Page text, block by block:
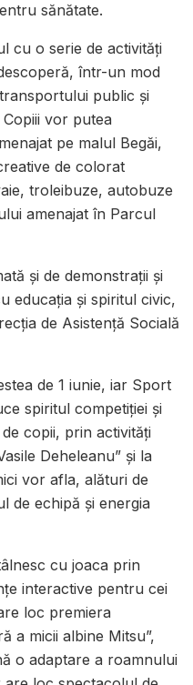
sănătate.
cu o serie de activități
într-un mod
public și
vor putea
pe malul Begăi,
de colorat
troleibuze, autobuze
amenajat în Parcul
și de demonstrații și
educația și spiritul civic,
de Asistență Socială
de 1 iunie, iar Sport
spiritul competiției și
copii, prin activități
Deheleanu” și la
vor afla, alături de
de echipă și energia
cu joaca prin
interactive pentru cei
loc premiera
a micii albine Mitsu”,
o adaptare a roamnului